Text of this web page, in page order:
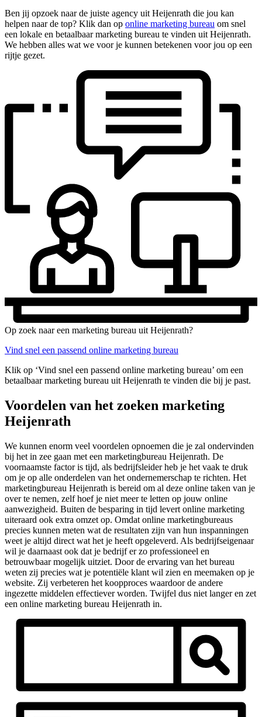
Ben jij opzoek naar de juiste agency uit Heijenrath die jou kan
helpen naar de top? Klik dan op online marketing bureau om snel
een lokale en betaalbaar marketing bureau te vinden uit Heijenrath.
We hebben alles wat we voor je kunnen betekenen voor jou op een
rijtje gezet.
Op zoek naar een marketing bureau uit Heijenrath?
Vind snel een passend online marketing bureau
Klik op ‘Vind snel een passend online marketing bureau’ om een
betaalbaar marketing bureau uit Heijenrath te vinden die bij je past.
Voordelen van het zoeken marketing
Heijenrath
We kunnen enorm veel voordelen opnoemen die je zal ondervinden
bij het in zee gaan met een marketingbureau Heijenrath. De
voornaamste factor is tijd, als bedrijfsleider heb je het vaak te druk
om je op alle onderdelen van het ondernemerschap te richten. Het
marketingbureau Heijenrath is bereid om al deze online taken van je
over te nemen, zelf hoef je niet meer te letten op jouw online
aanwezigheid. Buiten de besparing in tijd levert online marketing
uiteraard ook extra omzet op. Omdat online marketingbureaus
precies kunnen meten wat de resultaten zijn van hun inspanningen
weet je altijd direct wat het je heeft opgeleverd. Als bedrijfseigenaar
wil je daarnaast ook dat je bedrijf er zo professioneel en
betrouwbaar mogelijk uitziet. Door de ervaring van het bureau
weten zij precies wat je potentiële klant wil zien en meemaken op je
website. Zij verbeteren het koopproces waardoor de andere
ingezette middelen effectiever worden. Twijfel dus niet langer en zet
een online marketing bureau Heijenrath in.